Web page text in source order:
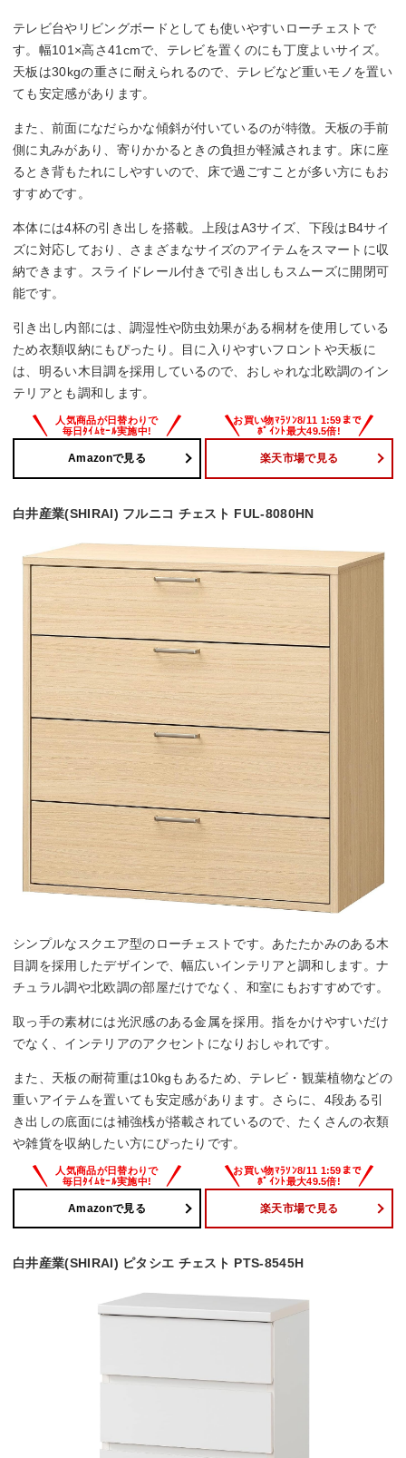
テレビ台やリビングボードとしても使いやすいローチェストで
す。幅101×高さ41cmで、テレビを置くのにも丁度よいサイズ。
天板は30kgの重さに耐えられるので、テレビなど重いモノを置い
ても安定感があります。
また、前面になだらかな傾斜が付いているのが特徴。天板の手前
側に丸みがあり、寄りかかるときの負担が軽減されます。床に座
るとき背もたれにしやすいので、床で過ごすことが多い方にもお
すすめです。
本体には4杯の引き出しを搭載。上段はA3サイズ、下段はB4サイ
ズに対応しており、さまざまなサイズのアイテムをスマートに収
納できます。スライドレール付きで引き出しもスムーズに開閉可
能です。
引き出し内部には、調湿性や防虫効果がある桐材を使用している
ため衣類収納にもぴったり。目に入りやすいフロントや天板に
は、明るい木目調を採用しているので、おしゃれな北欧調のイン
テリアとも調和します。
Amazonで見る 楽天市場で見る
白井産業(SHIRAI) フルニコ チェスト FUL-8080HN
シンプルなスクエア型のローチェストです。あたたかみのある木
目調を採用したデザインで、幅広いインテリアと調和します。ナ
チュラル調や北欧調の部屋だけでなく、和室にもおすすめです。
取っ手の素材には光沢感のある金属を採用。指をかけやすいだけ
でなく、インテリアのアクセントになりおしゃれです。
また、天板の耐荷重は10kgもあるため、テレビ・観葉植物などの
重いアイテムを置いても安定感があります。さらに、4段ある引
き出しの底面には補強桟が搭載されているので、たくさんの衣類
や雑貨を収納したい方にぴったりです。
Amazonで見る 楽天市場で見る
白井産業(SHIRAI) ピタシエ チェスト PTS-8545H